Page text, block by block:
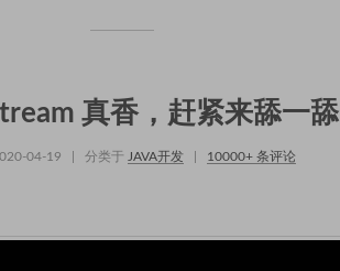
真香，赶紧来舔一舔
04-19 分类于 JAVA开发 10000+ 条评论